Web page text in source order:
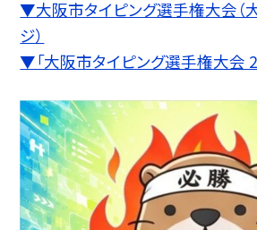
▼大阪市タイピング選手権大会（
ジ）
▼「大阪市タイピング選手権大会